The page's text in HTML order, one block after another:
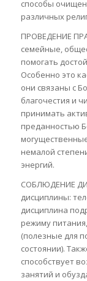
способы
различных
ПРОВЕДЕНИЕ
семейные,
помогать
Особенно это
они связаны с
благочестия и
принимать
преданностью
немалой
энергий.
СОБЛЮДЕНИЕ
дисциплины:
дисциплина
режиму
(полезные для
состоянии).
способствует
занятий и